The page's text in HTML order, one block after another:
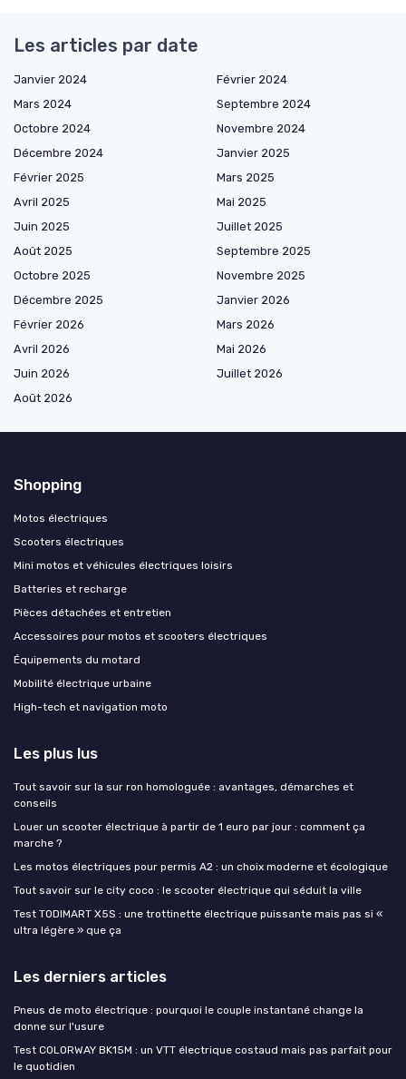
Les articles par date
Janvier 2024
Février 2024
Mars 2024
Septembre 2024
Octobre 2024
Novembre 2024
Décembre 2024
Janvier 2025
Février 2025
Mars 2025
Avril 2025
Mai 2025
Juin 2025
Juillet 2025
Août 2025
Septembre 2025
Octobre 2025
Novembre 2025
Décembre 2025
Janvier 2026
Février 2026
Mars 2026
Avril 2026
Mai 2026
Juin 2026
Juillet 2026
Août 2026
Shopping
Motos électriques
Scooters électriques
Mini motos et véhicules électriques loisirs
Batteries et recharge
Pièces détachées et entretien
Accessoires pour motos et scooters électriques
Équipements du motard
Mobilité électrique urbaine
High-tech et navigation moto
Les plus lus
Tout savoir sur la sur ron homologuée : avantages, démarches et
conseils
Louer un scooter électrique à partir de 1 euro par jour : comment ça
marche ?
Les motos électriques pour permis A2 : un choix moderne et écologique
Tout savoir sur le city coco : le scooter électrique qui séduit la ville
Test TODIMART X5S : une trottinette électrique puissante mais pas si «
ultra légère » que ça
Les derniers articles
Pneus de moto électrique : pourquoi le couple instantané change la
donne sur l'usure
Test COLORWAY BK15M : un VTT électrique costaud mais pas parfait pour
le quotidien